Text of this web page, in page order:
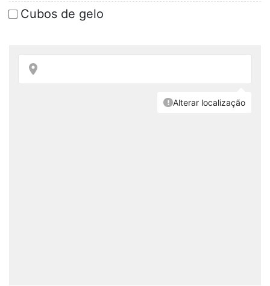
Cubos de gelo